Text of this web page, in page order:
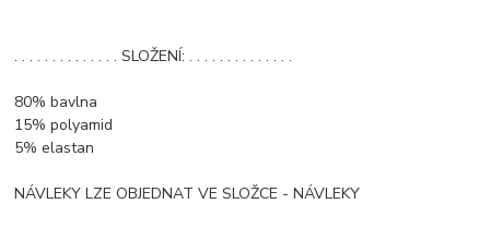
. . . . . . . . . . . . . . SLOŽENÍ: . . . . . . . . . . . . . .
80% bavlna
15% polyamid
5% elastan
NÁVLEKY LZE OBJEDNAT VE SLOŽCE - NÁVLEKY